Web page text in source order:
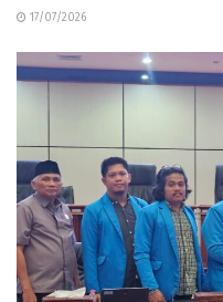
17/07/2026